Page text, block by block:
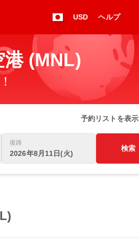
USD ヘルプ
(MNL)
予約リストを表示
復路
2026年8月11日(火)
検索